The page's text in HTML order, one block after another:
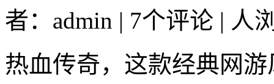
者：admin | 7个评论 | 人
热血传奇，这款经典网